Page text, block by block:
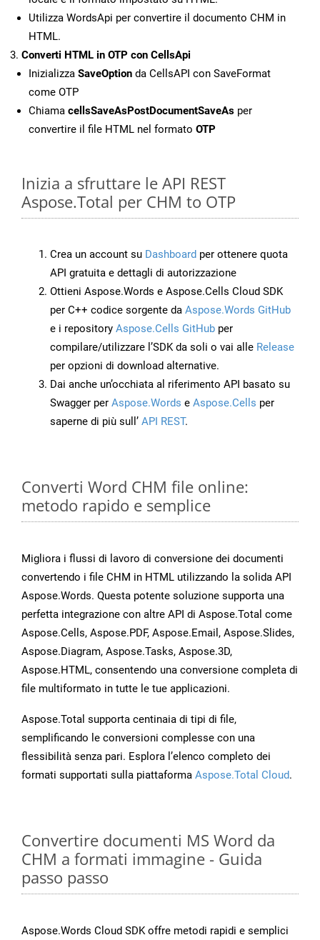
Utilizza WordsApi per convertire il documento CHM in
HTML.
Converti HTML in OTP con CellsApi
Inizializza SaveOption da CellsAPI con SaveFormat
come OTP
Chiama cellsSaveAsPostDocumentSaveAs per
convertire il file HTML nel formato OTP
Inizia a sfruttare le API REST
Aspose.Total per CHM to OTP
Crea un account su Dashboard per ottenere quota
API gratuita e dettagli di autorizzazione
Ottieni Aspose.Words e Aspose.Cells Cloud SDK
per C++ codice sorgente da Aspose.Words GitHub
e i repository Aspose.Cells GitHub per
compilare/utilizzare l’SDK da soli o vai alle Release
per opzioni di download alternative.
Dai anche un’occhiata al riferimento API basato su
Swagger per Aspose.Words e Aspose.Cells per
saperne di più sull’ API REST.
Converti Word CHM file online:
metodo rapido e semplice
Migliora i flussi di lavoro di conversione dei documenti
convertendo i file CHM in HTML utilizzando la solida API
Aspose.Words. Questa potente soluzione supporta una
perfetta integrazione con altre API di Aspose.Total come
Aspose.Cells, Aspose.PDF, Aspose.Email, Aspose.Slides,
Aspose.Diagram, Aspose.Tasks, Aspose.3D,
Aspose.HTML, consentendo una conversione completa di
file multiformato in tutte le tue applicazioni.
Aspose.Total supporta centinaia di tipi di file,
semplificando le conversioni complesse con una
flessibilità senza pari. Esplora l’elenco completo dei
formati supportati sulla piattaforma Aspose.Total Cloud.
Convertire documenti MS Word da
CHM a formati immagine - Guida
passo passo
Aspose.Words Cloud SDK offre metodi rapidi e semplici